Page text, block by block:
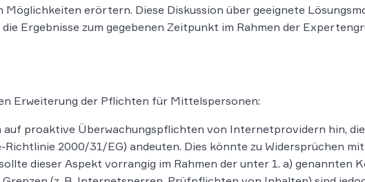
erörtern. Diese Diskussion über geeignete
Ergebnisse zum gegebenen Zeitpunkt im Rahmen der
Erweiterung der Pflichten für Mittelspersonen:
auf proaktive Überwachungspflichten von Internetprovidern hin,
2000/31/EG) andeuten. Dies könnte zu Widersprüchen
dieser Aspekt vorrangig im Rahmen der unter 1. a) genannten